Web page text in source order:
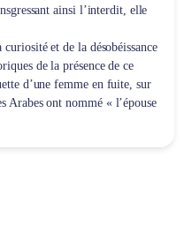
ainsi l’interdit, elle
et de la désobéissance
de la présence de ce
d’une femme en fuite, sur
Arabes ont nommé « l’épouse